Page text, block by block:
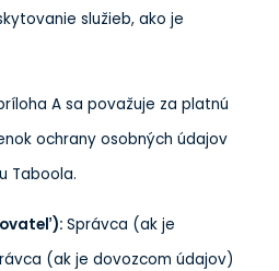
služieb, ako je
A sa považuje za platnú
ochrany osobných údajov
Taboola.
Správca (ak je
(ak je dovozcom údajov)